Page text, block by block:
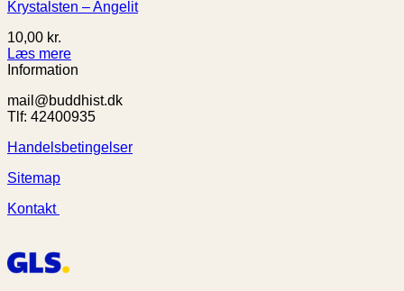
Krystalsten – Angelit
10,00 kr.
Læs mere
Information
mail@buddhist.dk
Tlf: 42400935
Handelsbetingelser
Sitemap
Kontakt